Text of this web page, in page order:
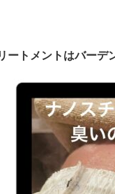
ートメントはバーデ